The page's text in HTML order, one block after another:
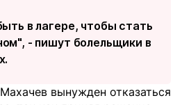
в лагере, чтобы стать
- пишут болельщики в
вынужден отказаться